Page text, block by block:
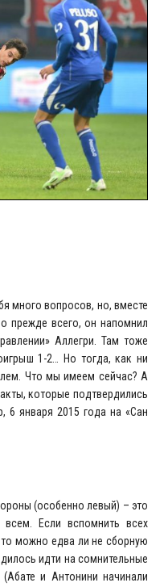
много вопросов, но, вместе
прежде всего, он напомнил
Аллегри. Там тоже
1-2… Но тогда, как ни
Что мы имеем сейчас? А
которые подтвердились
6 января 2015 года на «Сан
(особенно левый) – это
всем. Если вспомнить всех
можно едва ли не сборную
идти на сомнительные
и Антонини начинали